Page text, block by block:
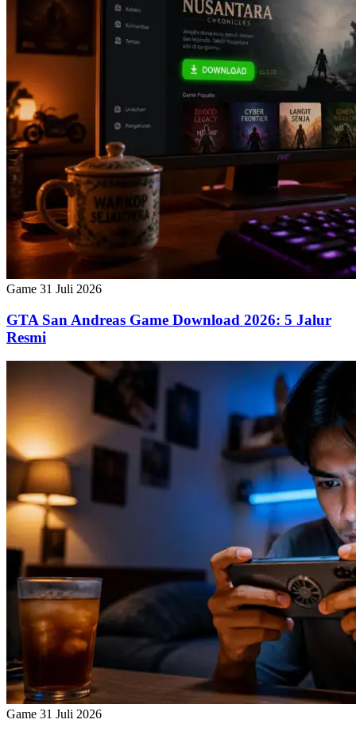
Game 31 Juli 2026
GTA San Andreas Game Download 2026: 5 Jalur
Resmi
Game 31 Juli 2026